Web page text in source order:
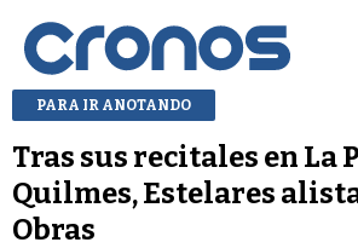
PARA IR ANOTANDO
Tras sus recitales en La
Quilmes, Estelares
Obras